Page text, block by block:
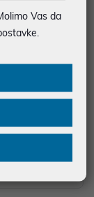
A
Vas da